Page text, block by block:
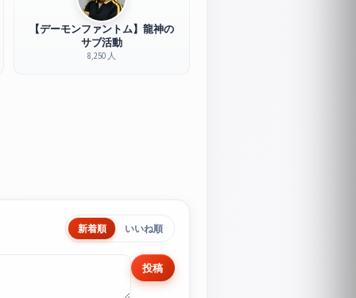
【デーモンファントム】龍神の
サブ活動
8,250 人
新着順 いいね順
投稿